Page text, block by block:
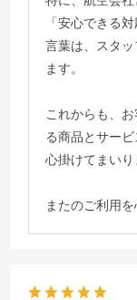
「安心できる
言葉は、スタ
ます。
これからも、
る商品とサー
心掛けてまいり
またのご利用を